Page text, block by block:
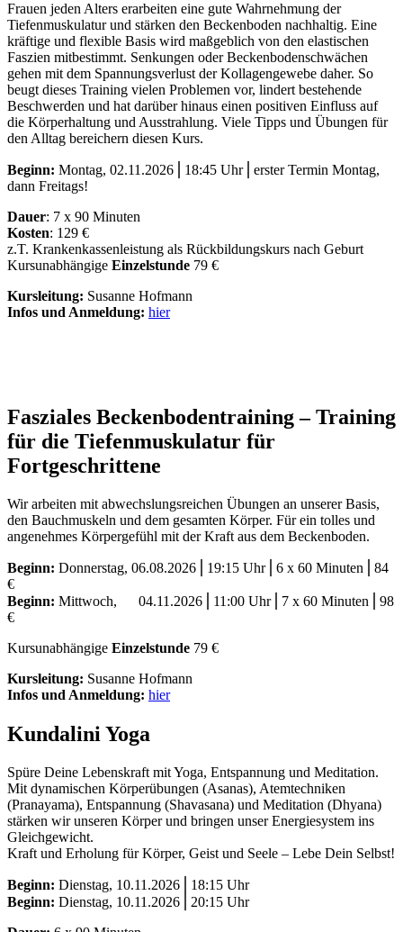
Frauen jeden Alters erarbeiten eine gute Wahrnehmung der
Tiefenmuskulatur und stärken den Beckenboden nachhaltig. Eine
kräftige und flexible Basis wird maßgeblich von den elastischen
Faszien mitbestimmt. Senkungen oder Beckenbodenschwächen
gehen mit dem Spannungsverlust der Kollagengewebe daher. So
beugt dieses Training vielen Problemen vor, lindert bestehende
Beschwerden und hat darüber hinaus einen positiven Einfluss auf
die Körperhaltung und Ausstrahlung. Viele Tipps und Übungen für
den Alltag bereichern diesen Kurs.
Beginn: Montag, 02.11.2026⎪18:45 Uhr⎪erster Termin Montag,
dann Freitags!
Dauer: 7 x 90 Minuten
Kosten: 129 €
z.T. Krankenkassenleistung als Rückbildungskurs nach Geburt
Kursunabhängige Einzelstunde 79 €
Kursleitung: Susanne Hofmann
Infos und Anmeldung: hier
Fasziales Beckenbodentraining – Training
für die Tiefenmuskulatur für
Fortgeschrittene
Wir arbeiten mit abwechslungsreichen Übungen an unserer Basis,
den Bauchmuskeln und dem gesamten Körper. Für ein tolles und
angenehmes Körpergefühl mit der Kraft aus dem Beckenboden.
Beginn: Donnerstag, 06.08.2026⎪19:15 Uhr⎪6 x 60 Minuten⎪84
€
Beginn: Mittwoch, 04.11.2026⎪11:00 Uhr⎪7 x 60 Minuten⎪98
€
Kursunabhängige Einzelstunde 79 €
Kursleitung: Susanne Hofmann
Infos und Anmeldung: hier
Kundalini Yoga
Spüre Deine Lebenskraft mit Yoga, Entspannung und Meditation.
Mit dynamischen Körperübungen (Asanas), Atemtechniken
(Pranayama), Entspannung (Shavasana) und Meditation (Dhyana)
stärken wir unseren Körper und bringen unser Energiesystem ins
Gleichgewicht.
Kraft und Erholung für Körper, Geist und Seele – Lebe Dein Selbst!
Beginn: Dienstag, 10.11.2026⎪18:15 Uhr
Beginn: Dienstag, 10.11.2026⎪20:15 Uhr